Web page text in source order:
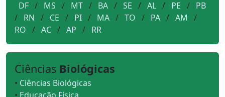
DF / MS / MT / BA / SE / AL / PE / PB
/ RN / CE / PI / MA / TO / PA / AM /
RO / AC / AP / RR
Ciências Biológicas
• Ciências Biológicas